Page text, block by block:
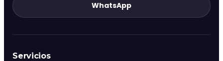
WhatsApp
Servicios